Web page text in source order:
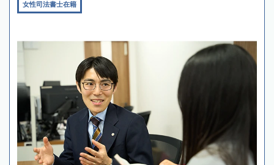
女性司法書士在籍